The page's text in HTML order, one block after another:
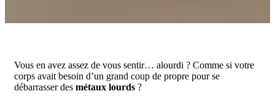
Vous en avez assez de vous sentir… alourdi ? Comme si votre
corps avait besoin d’un grand coup de propre pour se
débarrasser des métaux lourds ?